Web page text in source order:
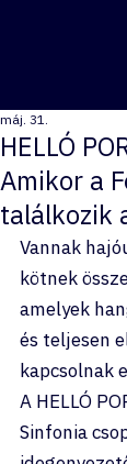
HELLÓ
Amikor a
találkozik
máj. 31.
Vannak
kötnek
amelyek
és teljesen
kapcsolnak
A HELLÓ
Sinfonia